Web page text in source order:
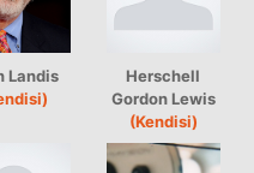
Landis
Herschell
Gordon Lewis
(Kendisi)